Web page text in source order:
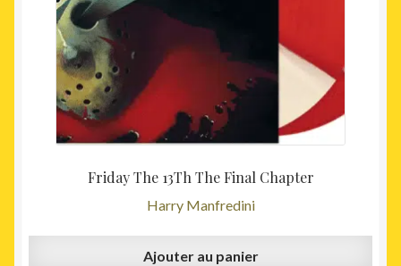
Friday The 13Th The Final Chapter
Harry Manfredini
Ajouter au panier